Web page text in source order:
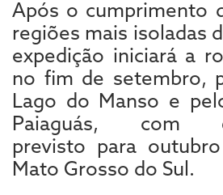
Após o cumprimento
regiões mais isoladas
expedição iniciará a
no fim de setembro,
Lago do Manso e
Paiaguás, com
previsto para
Mato Grosso do Sul.